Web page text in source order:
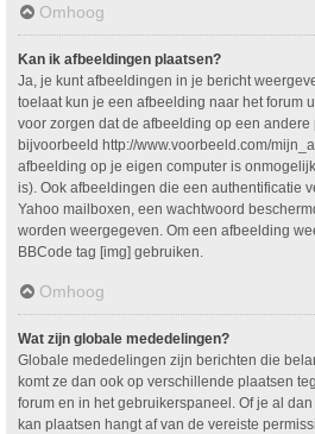
Omhoog
Kan ik afbeeldingen plaatsen?
Ja, je kunt afbeeldingen in je bericht
toelaat kun je een afbeelding naar het forum
voor zorgen dat de afbeelding op een andere
bijvoorbeeld http://www.voorbeeld.com/
afbeelding op je eigen computer is
is). Ook afbeeldingen die een authentificatie
Yahoo mailboxen, een wachtwoord
worden weergegeven. Om een afbeelding
BBCode tag [img] gebruiken.
Omhoog
Wat zijn globale mededelingen?
Globale mededelingen zijn berichten die
komt ze dan ook op verschillende plaatsen
forum en in het gebruikerspaneel. Of je al
kan plaatsen hangt af van de vereiste